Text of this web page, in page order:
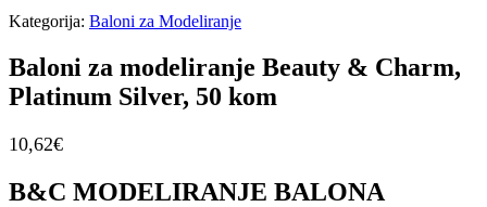
Kategorija: Baloni za Modeliranje
Baloni za modeliranje Beauty & Charm,
Platinum Silver, 50 kom
10,62€
B&C MODELIRANJE BALONA